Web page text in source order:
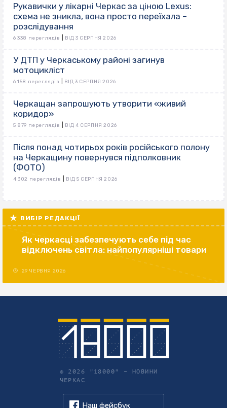
Рукавички у лікарні Черкас за ціною Lexus:
схема не зникла, вона просто переїхала –
розслідування
6 338 переглядів ВІД 3 СЕРПНЯ 2026
У ДТП у Черкаському районі загинув
мотоцикліст
6 158 переглядів ВІД 3 СЕРПНЯ 2026
Черкащан запрошують утворити «живий
коридор»
5 879 переглядів ВІД 4 СЕРПНЯ 2026
Після понад чотирьох років російського полону
на Черкащину повернувся підполковник
(ФОТО)
4 302 переглядів ВІД 5 СЕРПНЯ 2026
ВИБІР РЕДАКЦІЇ
Як черкасці забезпечують себе під час
відключень світла: найпопулярніші товари
29 ЧЕРВНЯ 2026
© 2026 "18000" – НОВИНИ
ЧЕРКАС
Наш фейсбук